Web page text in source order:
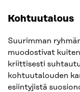
Kohtuutalous
Suurimman
muodostivat
kriittisesti
kohtuutalouden
esiintyjistä